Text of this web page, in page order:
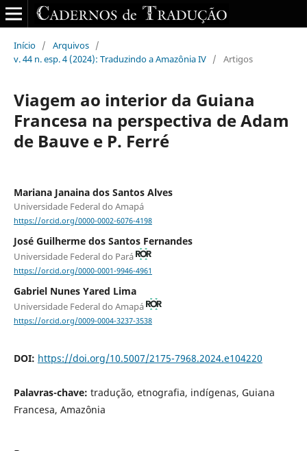
Início / Arquivos /
v. 44 n. esp. 4 (2024): Traduzindo a Amazônia IV / Artigos
Viagem ao interior da Guiana
Francesa na perspectiva de Adam
de Bauve e P. Ferré
Mariana Janaina dos Santos Alves
Universidade Federal do Amapá
https://orcid.org/0000-0002-6076-4198
José Guilherme dos Santos Fernandes
Universidade Federal do Pará
https://orcid.org/0000-0001-9946-4961
Gabriel Nunes Yared Lima
Universidade Federal do Amapá
https://orcid.org/0009-0004-3237-3538
DOI: https://doi.org/10.5007/2175-7968.2024.e104220
Palavras-chave: tradução, etnografia, indígenas, Guiana
Francesa, Amazônia